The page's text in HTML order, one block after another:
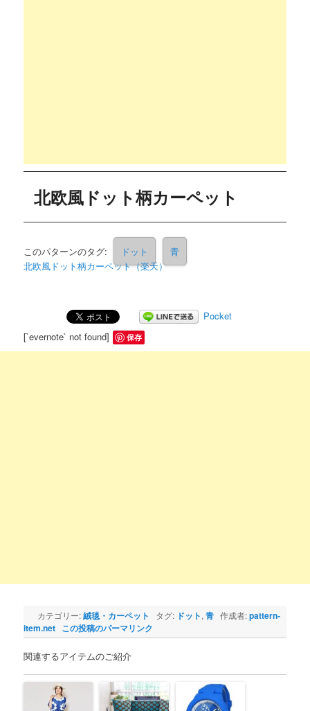
北欧風ドット柄カーペット
このパターンのタグ: ドット
青
北欧風ドット柄カーペット（楽天）
Pocket
[`evernote` not found]
保存
カテゴリー:絨毯・カーペット タグ: ドット,青 作成者:pattern-
item.net この投稿のパーマリンク
関連するアイテムのご紹介